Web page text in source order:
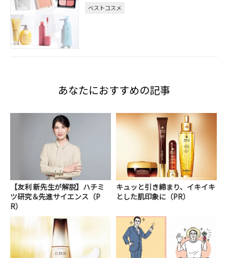
ベストコスメ
あなたにおすすめの記事
【友利 新先生が解説】ハチミ
ツ研究＆先進サイエンス（P
R）
キュッと引き締まり、イキイキ
とした肌印象に（PR）